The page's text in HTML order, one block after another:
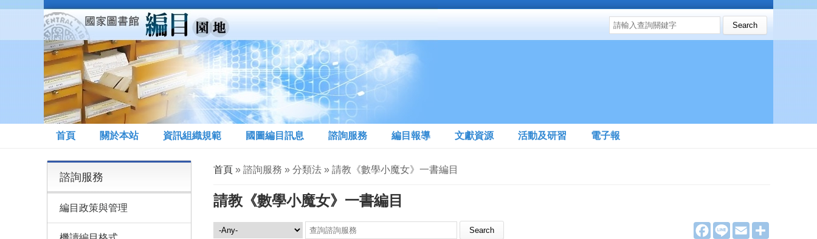
移至主內容
搜尋表單
Search this site
首頁 關於本站 資訊組織規範 國圖編目訊息 諮詢服務 編目報導 文獻資源 活動及研習 電子報
您在這裡
首頁» 諮詢服務 » 分類法 » 請教《數學小魔女》一書編目
請教《數學小魔女》一書編目
F
a
L
E
m
諮詢服務 Search this site
諮詢服務
編目政策與管理